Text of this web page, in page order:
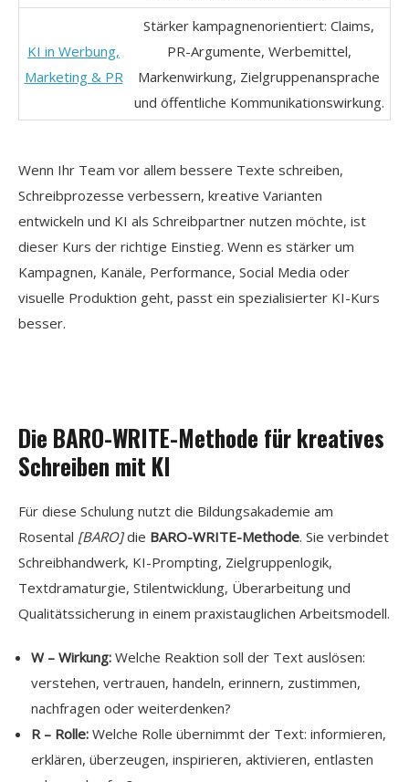
KI in Werbung,
Marketing & PR
Stärker kampagnenorientiert: Claims,
PR-Argumente, Werbemittel,
Markenwirkung, Zielgruppenansprache
und öffentliche Kommunikationswirkung.
Wenn Ihr Team vor allem bessere Texte schreiben,
Schreibprozesse verbessern, kreative Varianten
entwickeln und KI als Schreibpartner nutzen möchte, ist
dieser Kurs der richtige Einstieg. Wenn es stärker um
Kampagnen, Kanäle, Performance, Social Media oder
visuelle Produktion geht, passt ein spezialisierter KI-Kurs
besser.
Die BARO-WRITE-Methode für kreatives
Schreiben mit KI
Für diese Schulung nutzt die Bildungsakademie am
Rosental [BARO]die BARO-WRITE-Methode. Sie verbindet
Schreibhandwerk, KI-Prompting, Zielgruppenlogik,
Textdramaturgie, Stilentwicklung, Überarbeitung und
Qualitätssicherung in einem praxistauglichen Arbeitsmodell.
W – Wirkung: Welche Reaktion soll der Text auslösen:
verstehen, vertrauen, handeln, erinnern, zustimmen,
nachfragen oder weiterdenken?
R – Rolle: Welche Rolle übernimmt der Text: informieren,
erklären, überzeugen, inspirieren, aktivieren, entlasten